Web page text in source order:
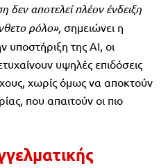
αποτελεί πλέον ένδειξη
ρόλο», σημειώνει η
υποστήριξη της AI, οι
υψηλές επιδόσεις
χωρίς όμως να αποκτούν
που απαιτούν οι πιο